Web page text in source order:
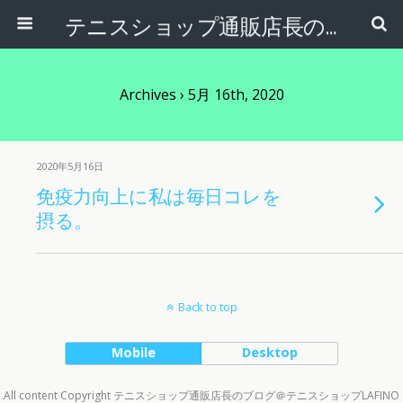
テニスショップ通販店長のブログ＠テニスショップLAFINO 西山克久
Archives › 5月 16th, 2020
2020年5月16日
免疫力向上に私は毎日コレを
摂る。
Back to top
Mobile Desktop
All content Copyright テニスショップ通販店長のブログ＠テニスショップLAFINO